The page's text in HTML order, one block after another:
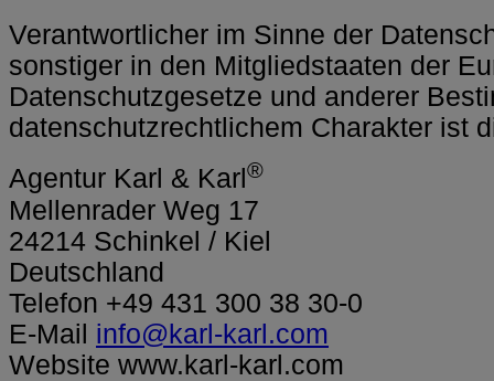
Verantwortlicher im Sinne der
sonstiger in den Mitgliedstaaten der
Datenschutzgesetze und anderer
datenschutzrechtlichem Charakter ist
Agentur Karl & Karl ®
Mellenrader Weg 17
24214 Schinkel / Kiel
Deutschland
Telefon +49 431 300 38 30-0
E-Mail info@karl-karl.com
Website www.karl-karl.com